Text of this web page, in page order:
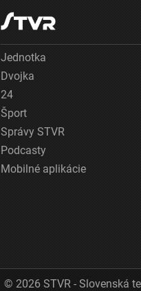
Jednotka
Dvojka
24
Šport
Správy STVR
Podcasty
Mobilné aplikácie
© 2026 STVR - Slovenská